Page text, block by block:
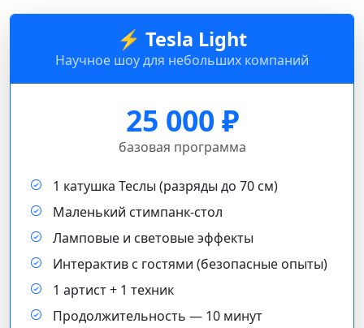
⚡ Tesla Light
Научное шоу для небольших компаний
25 000 ₽
базовая программа
1 катушка Теслы (разряды до 70 см)
Маленький стимпанк-стол
Ламповые и световые эффекты
Интерактив с гостями (безопасные опыты)
1 артист + 1 техник
Продолжительность — 10 минут